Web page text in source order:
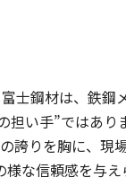
士鋼材は、鉄
担い手”ではあ
誇りを胸に、
な信頼感を与